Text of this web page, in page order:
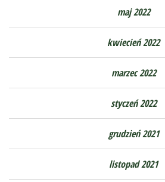
maj 2022
kwiecień 2022
marzec 2022
styczeń 2022
grudzień 2021
listopad 2021